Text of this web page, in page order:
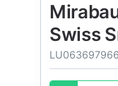
Swiss